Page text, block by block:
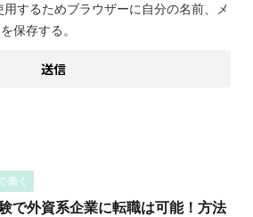
するためブラウザーに自分の名前、メ
保存する。
働く
で外資系企業に転職は可能！方法